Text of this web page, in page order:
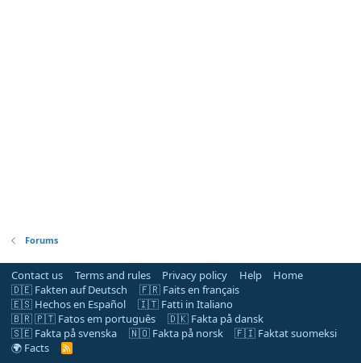
Forums
Contact us Terms and rules Privacy policy Help
Home
🇩🇪 Fakten auf Deutsch
🇫🇷 Faits en français
🇪🇸 Hechos en Español
🇮🇹 Fatti in Italiano
🇧🇷 🇵🇹 Fatos em português
🇩🇰 Fakta på dansk
🇸🇪 Fakta på svenska
🇳🇴 Fakta på norsk
🇫🇮 Faktat suomeksi
🌍 Facts
R